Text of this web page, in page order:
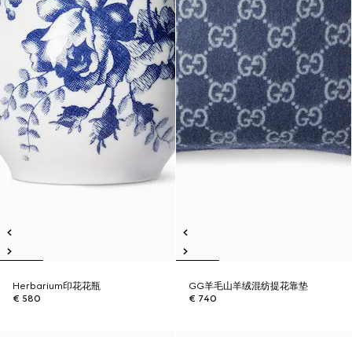
Herbarium印花花瓶
€ 580
GG羊毛山羊绒混纺提花靠垫
€ 740